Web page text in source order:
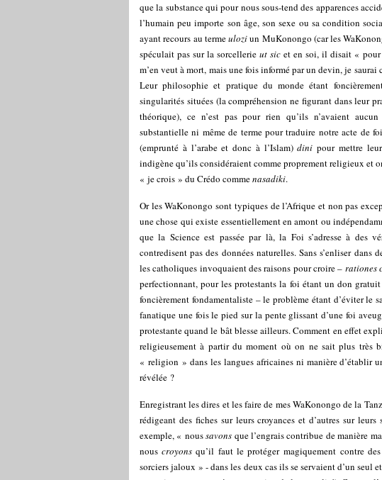
que la substance qui pour nous sous-tend des apparences
l’humain peu importe son âge, son sexe ou sa condition
ayant recours au termeuloziun MuKonongo (car les
spéculait pas sur la sorcellerie ut sic et en soi, il disait «
m’en veut à mort, mais une fois informé par un devin, je
Leur philosophie et pratique du monde étant
singularités situées (la compréhension ne figurant dans leur
théorique), ce n’est pas pour rien qu’ils n’avaient
substantielle ni même de terme pour traduire notre acte de
(emprunté à l’arabe et donc à l’Islam)dini pour mettre
indigène qu’ils considéraient comme proprement religieux et
« je crois » du Crédo commenasadiki.
Or les WaKonongo sont typiques de l’Afrique et non pas
une chose qui existe essentiellement en amont ou
que la Science est passée par là, la Foi s’adresse à des
contredisent pas des données naturelles. Sans s’enliser dans
les catholiques invoquaient des raisons pour croire – rationes
perfectionnant, pour les protestants la foi étant un don
foncièrement fondamentaliste – le problème étant d’éviter le
fanatique une fois le pied sur la pente glissant d’une foi
protestante quand le bât blesse ailleurs. Comment en effet
religieusement à partir du moment où on ne sait plus très
« religion » dans les langues africaines ni manière d’établir
révélée ?
Enregistrant les dires et les faire de mes WaKonongo de la
rédigeant des fiches sur leurs croyances et d’autres sur
exemple, « noussavons que l’engrais contribue de manière
nouscroyons qu’il faut le protéger magiquement contre
sorciers jaloux » - dans les deux cas ils se servaient d’un seul